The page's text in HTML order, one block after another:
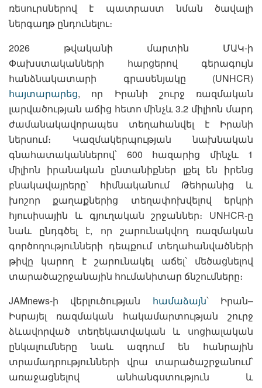
ռեսուրսներով է պատրաստ նման ծավալի
ներգաղթ ընդունելու։
2026 թվականի մարտին ՄԱԿ-ի
Փախստականների հարցերով գերագույն
հանձնակատարի գրասենյակը (UNHCR)
հայտարարեց, որ Իրանի շուրջ ռազմական
լարվածության աճից հետո մինչև 3.2 միլիոն մարդ
ժամանակավորապես տեղահանվել է Իրանի
ներսում։ Կազմակերպության նախնական
գնահատականներով՝ 600 հազարից մինչև 1
միլիոն իրանական ընտանիքներ լքել են իրենց
բնակավայրերը՝ հիմնականում Թեհրանից և
խոշոր քաղաքներից տեղափոխվելով երկրի
հյուսիսային և գյուղական շրջաններ։ UNHCR-ը
նաև ընդգծել է, որ շարունակվող ռազմական
գործողությունների դեպքում տեղահանվածների
թիվը կարող է շարունակել աճել՝ մեծացնելով
տարածաշրջանային հումանիտար ճնշումները։
JAMnews-ի վերլուծության համաձայն՝ Իրան–
Իսրայել ռազմական հակամարտության շուրջ
ձևավորված տեղեկատվական և սոցիալական
ընկալումները նաև ազդում են հանրային
տրամադրությունների վրա տարածաշրջանում՝
առաջացնելով անհանգստություն և